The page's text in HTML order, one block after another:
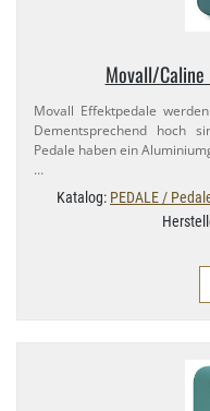
Movall/​Caline
Movall Effektpedale
Dementsprechend hoch
Pedale haben ein
…
Katalog: PEDALE /